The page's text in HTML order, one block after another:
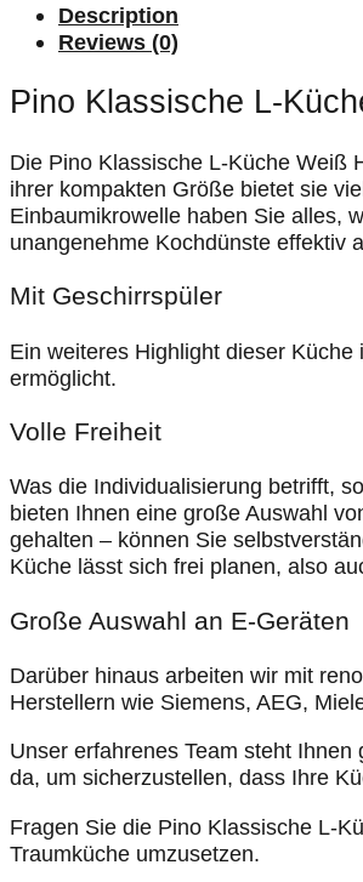
Description
Reviews (0)
Pino Klassische L-
Die Pino Klassische L-Küche Weiß
ihrer kompakten Größe bietet sie
Einbaumikrowelle haben Sie alles,
unangenehme Kochdünste effektiv
Mit Geschirrspüler
Ein weiteres Highlight dieser
ermöglicht.
Volle Freiheit
Was die Individualisierung betrifft,
bieten Ihnen eine große Auswahl
gehalten – können Sie
Küche lässt sich frei planen, also
Große Auswahl an E-Geräten
Darüber hinaus arbeiten wir mit
Herstellern wie Siemens, AEG,
Unser erfahrenes Team steht
da, um sicherzustellen, dass Ihre
Fragen Sie die Pino Klassische L-
Traumküche umzusetzen.